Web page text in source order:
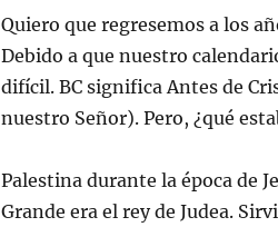
Quiero que regresemos a los
Debido a que nuestro
difícil. BC significa Antes de
nuestro Señor). Pero, ¿qué
Palestina durante la época de
Grande era el rey de Judea.